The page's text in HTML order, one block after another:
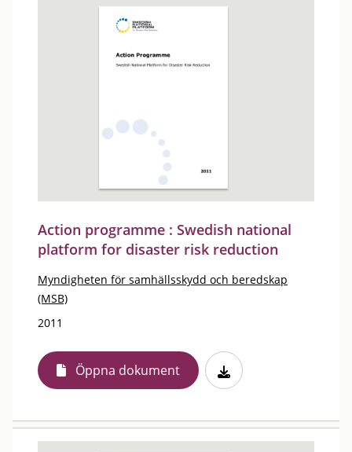
Action programme : Swedish national
platform for disaster risk reduction
Myndigheten för samhällsskydd och beredskap
(MSB)
2011
Öppna dokument